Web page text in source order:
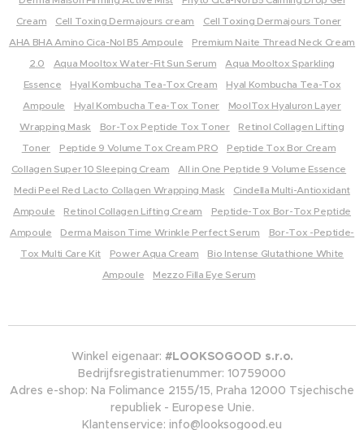
Cream
Cell Toxing Dermajours cream
Cell Toxing Dermajours Toner
AHA BHA Amino Cica-Nol B5 Ampoule
Premium Naite Thread Neck Cream
2.0
Aqua Mooltox Water-Fit Sun Serum
Aqua Mooltox Sparkling
Essence
Hyal Kombucha Tea-Tox Cream
Hyal Kombucha Tea-Tox
Ampoule
Hyal Kombucha Tea-Tox Toner
MoolTox Hyaluron Layer
Wrapping Mask
Bor-Tox Peptide Tox Toner
Retinol Collagen Lifting
Toner
Peptide 9 Volume Tox Cream PRO
Peptide Tox Bor Cream
Collagen Super 10 Sleeping Cream
All in One Peptide 9 Volume Essence
Medi Peel Red Lacto Collagen Wrapping Mask
Cindella Multi-Antioxidant
Ampoule
Retinol Collagen Lifting Cream
Peptide-Tox Bor-Tox Peptide
Ampoule
Derma Maison Time Wrinkle Perfect Serum
Bor-Tox -Peptide-
Tox Multi Care Kit
Power Aqua Cream
Bio Intense Glutathione White
Ampoule
Mezzo Filla Eye Serum
Winkel eigenaar: #LOOKSOGOOD s.r.o.
Bedrijfsregistratienummer: 10759000
Adres e-shop: Na Folimance 2155/15, Praha 12000 Tsjechische
republiek - Europese Unie.
Klantenservice: info@looksogood.eu